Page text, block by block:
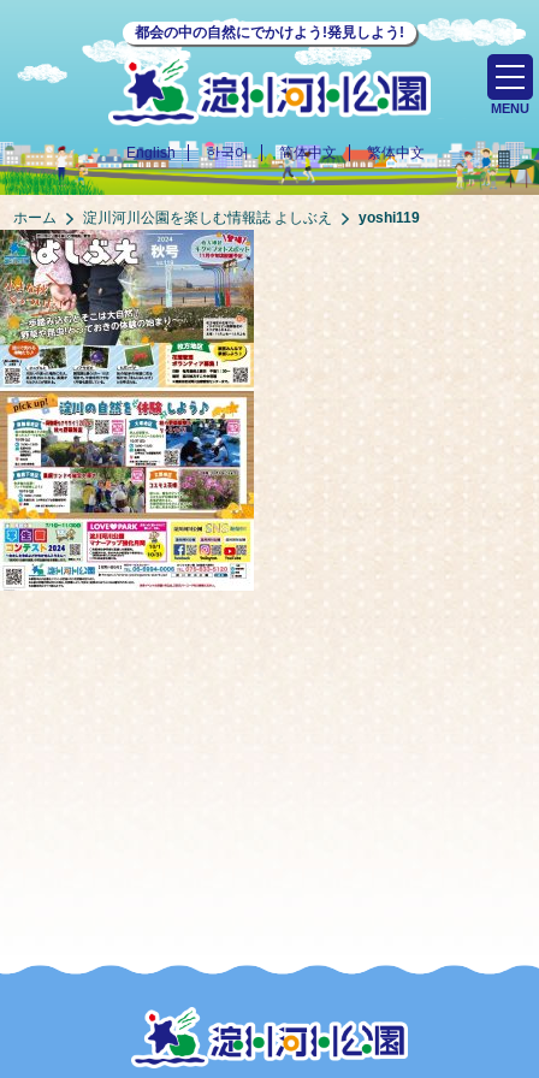
都会の中の自然にでかけよう!発見しよう!
English 한국어 简体中文 繁体中文
MENU
ホーム 淀川河川公園を楽しむ情報誌 よしぶえ yoshi119